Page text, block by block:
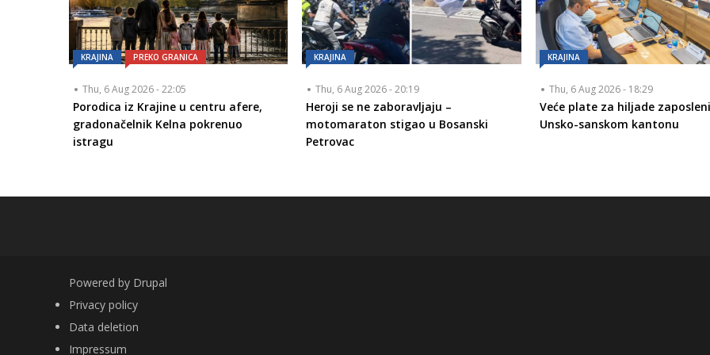
KRAJINA PREKO GRANICA
Thu, 6 Aug 2026 - 22:05
Porodica iz Krajine u centru afere,
gradonačelnik Kelna pokrenuo
istragu
KRAJINA
Thu, 6 Aug 2026 - 20:19
Heroji se ne zaboravljaju –
motomaraton stigao u Bosanski
Petrovac
KRAJINA
Thu, 6 Aug 2026 - 18:29
Veće plate za hiljade
Unsko-sanskom kantonu
Powered by Drupal
FOOTER
Privacy policy
Data deletion
Impressum